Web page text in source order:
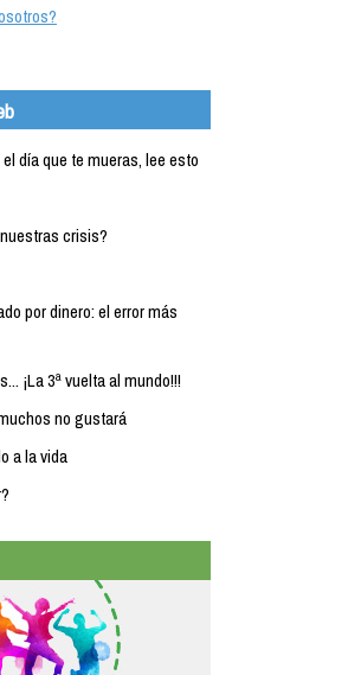
día que te mueras, lee esto
crisis?
por dinero: el error más
¡La 3ª vuelta al mundo!!!
no gustará
a la vida